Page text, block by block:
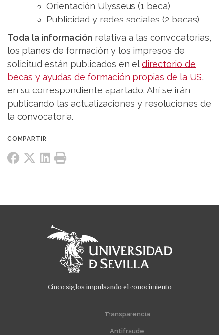
Orientación Ulysseus (1 beca)
Publicidad y redes sociales (2 becas)
Toda la información relativa a las convocatorias,
los planes de formación y los impresos de
solicitud están publicados en eldirectorio de
becas y ayudas de formación propias de la US,
en su correspondiente apartado. Ahí se irán
publicando las actualizaciones y resoluciones de
la convocatoria.
Cinco siglos impulsando el conocimiento
Transparencia
Antifraude